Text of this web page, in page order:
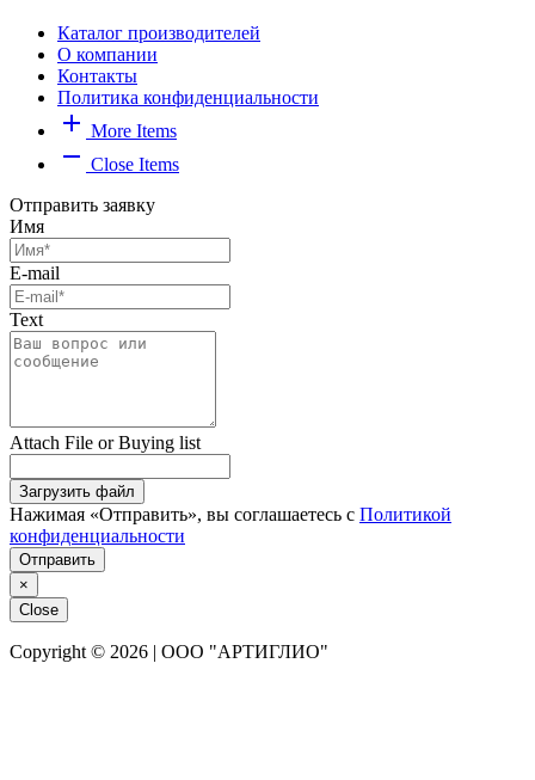
Каталог производителей
О компании
Контакты
Политика конфиденциальности
add More Items
remove Close Items
Отправить заявку
Имя
E-mail
Text
Attach File or Buying list
Загрузить файл
Нажимая «Отправить», вы соглашаетесь с Политикой
конфиденциальности
Отправить
×
Close
Copyright © 2026 | ООО "АРТИГЛИО"